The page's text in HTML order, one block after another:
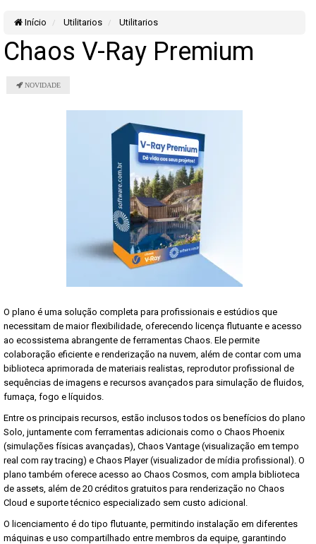
Início Utilitarios Utilitarios
Chaos V-Ray Premium
O plano é uma solução completa para profissionais e estúdios que
necessitam de maior flexibilidade, oferecendo licença flutuante e acesso
ao ecossistema abrangente de ferramentas Chaos. Ele permite
colaboração eficiente e renderização na nuvem, além de contar com uma
biblioteca aprimorada de materiais realistas, reprodutor profissional de
sequências de imagens e recursos avançados para simulação de fluidos,
fumaça, fogo e líquidos.
Entre os principais recursos, estão inclusos todos os benefícios do plano
Solo, juntamente com ferramentas adicionais como o Chaos Phoenix
(simulações físicas avançadas), Chaos Vantage (visualização em tempo
real com ray tracing) e Chaos Player (visualizador de mídia profissional). O
plano também oferece acesso ao Chaos Cosmos, com ampla biblioteca
de assets, além de 20 créditos gratuitos para renderização no Chaos
Cloud e suporte técnico especializado sem custo adicional.
O licenciamento é do tipo flutuante, permitindo instalação em diferentes
máquinas e uso compartilhado entre membros da equipe, garantindo